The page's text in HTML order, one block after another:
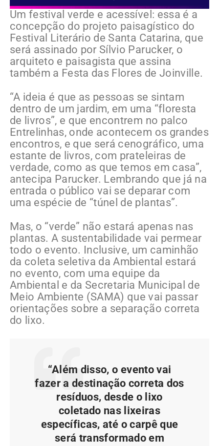
Um festival verde e acessível: essa é a
concepção do projeto paisagístico do
Festival Literário de Santa Catarina, que
será assinado por Sílvio Parucker, o
arquiteto e paisagista que assina
também a Festa das Flores de Joinville.
“A ideia é que as pessoas se sintam
dentro de um jardim, em uma “floresta
de livros”, e que encontrem no palco
Entrelinhas, onde acontecem os grandes
encontros, e que será cenográfico, uma
estante de livros, com prateleiras de
verdade, como as que temos em casa”,
antecipa Parucker. Lembrando que já na
entrada o público vai se deparar com
uma espécie de “túnel de plantas”.
Mas, o “verde” não estará apenas nas
plantas. A sustentabilidade vai permear
todo o evento. Inclusive, um caminhão
da coleta seletiva da Ambiental estará
no evento, com uma equipe da
Ambiental e da Secretaria Municipal de
Meio Ambiente (SAMA) que vai passar
orientações sobre a separação correta
do lixo.
“Além disso, o evento vai
fazer a destinação correta dos
resíduos, desde o lixo
coletado nas lixeiras
específicas, até o carpê que
será transformado em